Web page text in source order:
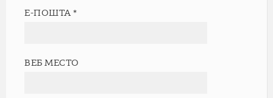
Е-ПОШТА*
ВЕБ МЕСТО